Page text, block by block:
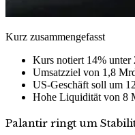
Kurz zusammengefasst
Kurs notiert 14% unter
Umsatzziel von 1,8
US-Geschäft soll um
Hohe Liquidität von 8
Palantir ringt um